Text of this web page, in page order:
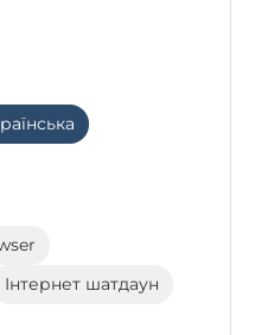
Інтернет шатдаун